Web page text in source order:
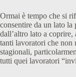
Ormai è tempo che si
consentire da un lato la
dall’altro lato a coprire,
tanti lavoratori che non
stagionali,
tutti quei lavoratori